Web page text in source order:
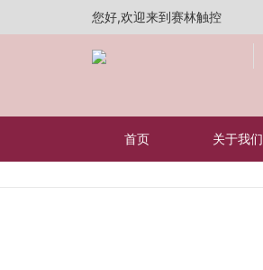
您好,欢迎来到赛林触控
首页 关于我们